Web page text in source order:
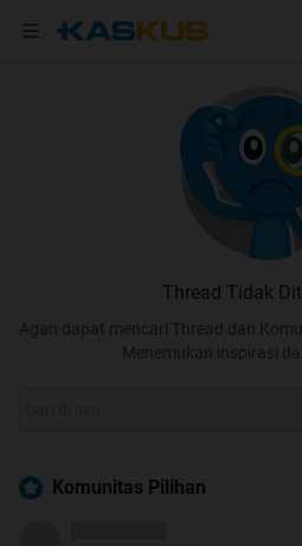
Thread Tidak
Agan dapat mencari Thread dan
Menemukan inspirasi
Komunitas Pilihan